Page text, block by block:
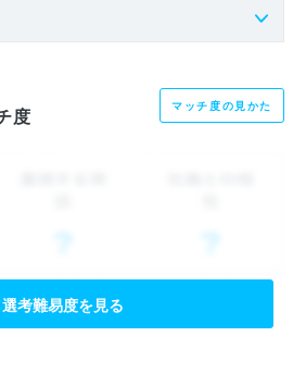
度 マッチ度の見かた
選考難易度を見る